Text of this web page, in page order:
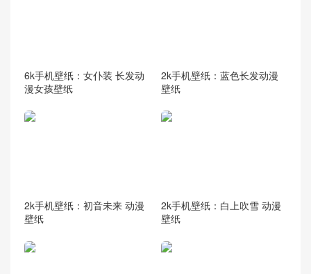
6k手机壁纸：女仆装 长发动
漫女孩壁纸
2k手机壁纸：蓝色长发动漫
壁纸
2k手机壁纸：初音未来 动漫
壁纸
2k手机壁纸：白上吹雪 动漫
壁纸